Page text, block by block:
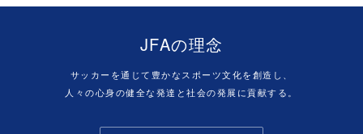
JFAの理念
サッカーを通じて豊かなスポーツ文化を創造し、
人々の心身の健全な発達と社会の発展に貢献する。